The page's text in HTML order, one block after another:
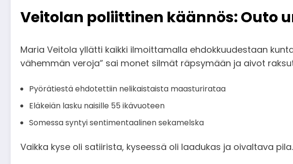
Veitolan poliittinen käännös: Outo
Maria Veitola yllätti kaikki ilmoittamalla ehdokkuudestaan
vähemmän veroja” sai monet silmät räpsymään ja aivot
Pyörätiestä ehdotettiin nelikaistaista maasturirataa
Eläkeiän lasku naisille 55 ikävuoteen
Somessa syntyi sentimentaalinen sekamelska
Vaikka kyse oli satiirista, kyseessä oli laadukas ja oivaltava